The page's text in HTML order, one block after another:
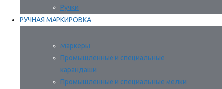
Ручки
РУЧНАЯ МАРКИРОВКА
Маркеры
Промышленные и специальные
карандаши
Промышленные и специальные мелки